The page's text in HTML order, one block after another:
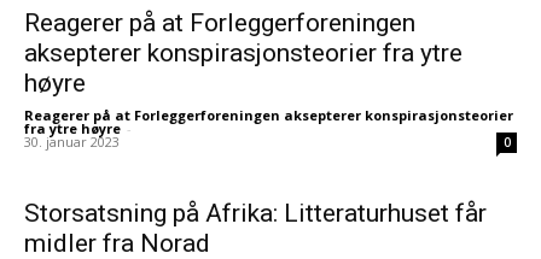
Reagerer på at Forleggerforeningen
aksepterer konspirasjonsteorier fra ytre
høyre
Reagerer på at Forleggerforeningen aksepterer konspirasjonsteorier
fra ytre høyre -
30. januar 2023 0
Storsatsning på Afrika: Litteraturhuset får
midler fra Norad